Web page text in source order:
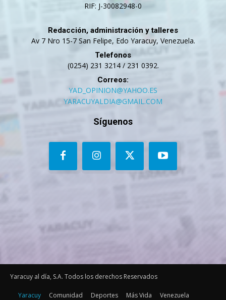
RIF: J-30082948-0
Redacción, administración y talleres
Av 7 Nro 15-7 San Felipe, Edo Yaracuy, Venezuela.
Telefonos
(0254) 231 3214 / 231 0392.
Correos:
YAD_OPINION@YAHOO.ES
YARACUYALDIA@GMAIL.COM
Síguenos
Yaracuy al día, S.A. Todos los derechos Reservados
Yaracuy Comunidad Deportes Más Vida Venezuela